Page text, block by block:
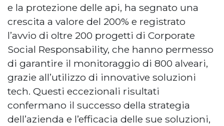
e la protezione delle api, ha segnato una
crescita a valore del 200% e registrato
l’avvio di oltre 200 progetti di Corporate
Social Responsability, che hanno permesso
di garantire il monitoraggio di 800 alveari,
grazie all’utilizzo di innovative soluzioni
tech. Questi eccezionali risultati
confermano il successo della strategia
dell’azienda e l’efficacia delle sue soluzioni,